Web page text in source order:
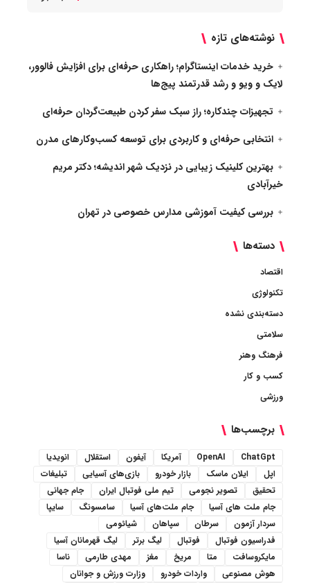
نوشته‌های تازه
خرید خدمات اینستاگرام؛ راهکاری حرفه‌ای برای افزایش فالوور،
لایک و ویو و رشد قدرتمند پیج‌ها
تجهیزات چندکاره؛ راز سبک سفر کردن طبیعت‌گردان حرفه‌ای
انتخابی حرفه‌ای و کاربردی برای توسعه کسب‌وکارهای مدرن
بهترین کلینیک زیبایی در نزدیک شهر اندیشه؛ دکتر مریم
خیرآبادی
بررسی کیفیت آموزشی مدارس خصوصی در تهران
دسته‌ها
اقتصاد
تکنولوژی
دسته‌بندی نشده
سلامتی
فرهنگ وهنر
کسب و کار
ورزشی
برچسب‌ها
ChatGpt
OpenAI آمریکا آیفون استقلال
انویدیا
اپل
ایلان ماسک بازار خودرو بازی‌های آسیایی
تبلیغات
تحقیق
تصویر نجومی تیم ملی فوتبال ایران
جام جهانی
جام ملت های آسیا
جام ملت‌های آسیا سامسونگ
سایپا
سردار آزمون
سرطان سپاهان
شیائومی
فدراسیون فوتبال
فوتبال لیگ برتر
لیگ قهرمانان آسیا
مایکروسافت
متا مریخ مغز مهدی طارمی
ناسا
هوش مصنوعی
واردات خودرو
وزارت ورزش و جوانان